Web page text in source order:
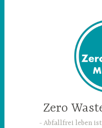
Zero
Abfallfrei leben